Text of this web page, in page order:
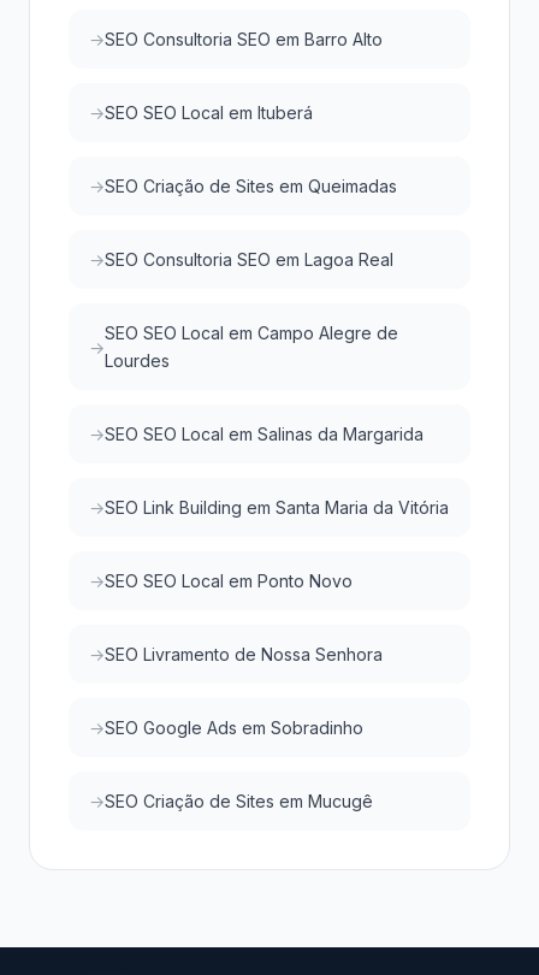
SEO Consultoria SEO em Barro Alto
SEO SEO Local em Ituberá
SEO Criação de Sites em Queimadas
SEO Consultoria SEO em Lagoa Real
SEO SEO Local em Campo Alegre de
Lourdes
SEO SEO Local em Salinas da Margarida
SEO Link Building em Santa Maria da Vitória
SEO SEO Local em Ponto Novo
SEO Livramento de Nossa Senhora
SEO Google Ads em Sobradinho
SEO Criação de Sites em Mucugê